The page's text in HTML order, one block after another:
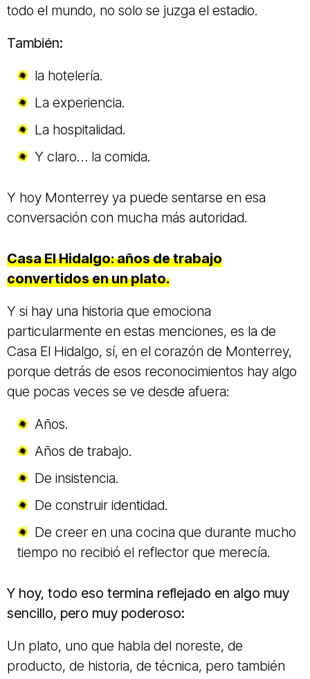
todo el mundo, no solo se juzga el estadio.
También:
la hotelería.
La experiencia.
La hospitalidad.
Y claro… la comida.
Y hoy Monterrey ya puede sentarse en esa
conversación con mucha más autoridad.
Casa El Hidalgo: años de trabajo
convertidos en un plato.
Y si hay una historia que emociona
particularmente en estas menciones, es la de
Casa El Hidalgo, sí, en el corazón de Monterrey,
porque detrás de esos reconocimientos hay algo
que pocas veces se ve desde afuera:
Años.
Años de trabajo.
De insistencia.
De construir identidad.
De creer en una cocina que durante mucho
tiempo no recibió el reflector que merecía.
Y hoy, todo eso termina reflejado en algo muy
sencillo, pero muy poderoso:
Un plato, uno que habla del noreste, de
producto, de historia, de técnica, pero también